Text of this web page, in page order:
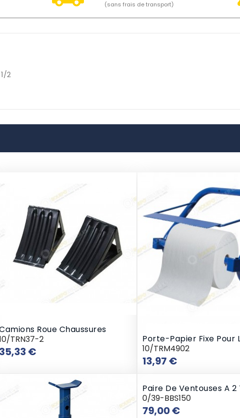
(sans frais de transport)
2
Roue Chaussures
TRN37-2
35,33 €
Porte-Papier Fixe Pour
10/TRM4902
13,97 €
Paire De Ventouses A
0/39-BBS150
79,00 €